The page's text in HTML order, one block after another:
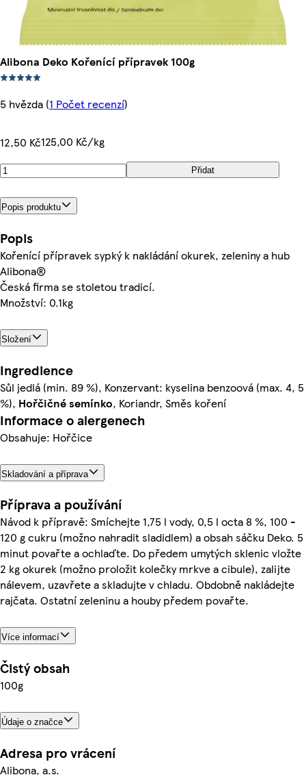
Alibona Deko Kořenící přípravek 100g
5 hvězda (1 Počet recenzí)
12,50 Kč125,00 Kč/kg
Přidat
Popis produktu
Popis
Kořenící přípravek sypký k nakládání okurek, zeleniny a hub
Alibona®
Česká firma se stoletou tradicí.
Množství: 0.1kg
Složení
Ingredience
Sůl jedlá (min. 89 %), Konzervant: kyselina benzoová (max. 4, 5
%), Hořčičnésemínko, Koriandr, Směs koření
Informace o alergenech
Obsahuje: Hořčice
Skladování a příprava
Příprava a používání
Návod k přípravě: Smíchejte 1,75 l vody, 0,5 l octa 8 %, 100 -
120 g cukru (možno nahradit sladidlem) a obsah sáčku Deko. 5
minut povařte a ochlaďte. Do předem umytých sklenic vložte
2 kg okurek (možno proložit kolečky mrkve a cibule), zalijte
nálevem, uzavřete a skladujte v chladu. Obdobně nakládejte
rajčata. Ostatní zeleninu a houby předem povařte.
Více informací
Čistý obsah
100g
Údaje o značce
Adresa pro vrácení
Alibona, a.s.